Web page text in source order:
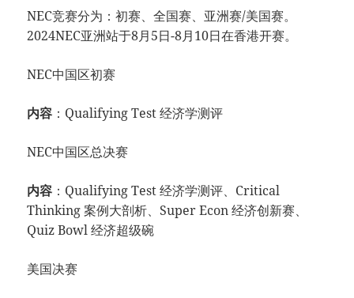
NEC竞赛分为：初赛、全国赛、亚洲赛/美国赛。
2024NEC亚洲站于8月5日-8月10日在香港开赛。
NEC中国区初赛
内容 ：Qualifying Test 经济学测评
NEC中国区总决赛
内容 ：Qualifying Test 经济学测评、Critical
Thinking 案例大剖析、Super Econ 经济创新赛、
Quiz Bowl 经济超级碗
美国决赛